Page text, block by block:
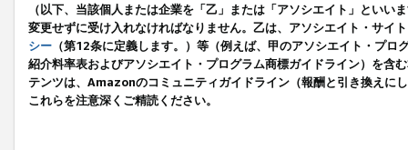
（以下、当該個人または企業を「乙」または「アソシエイト」とい
変更せずに受け入れなければなりません。乙は、アソシエイト・サイ
シー （第12条に定義します。）等（例えば、甲のアソシエイト・プ
紹介料率表およびアソシエイト・プログラム商標ガイドライン）を
テンツは、Amazonのコミュニティガイドライン（報酬と引き換えに
これらを注意深くご精読ください。